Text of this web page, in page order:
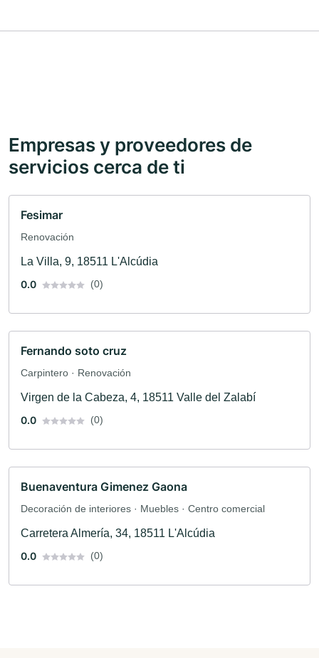
Empresas y proveedores de
servicios cerca de ti
Fesimar
Renovación
La Villa, 9, 18511 L'Alcúdia
0.0
(0)
Fernando soto cruz
Carpintero · Renovación
Virgen de la Cabeza, 4, 18511 Valle del Zalabí
0.0
(0)
Buenaventura Gimenez Gaona
Decoración de interiores · Muebles · Centro comercial
Carretera Almería, 34, 18511 L'Alcúdia
0.0
(0)